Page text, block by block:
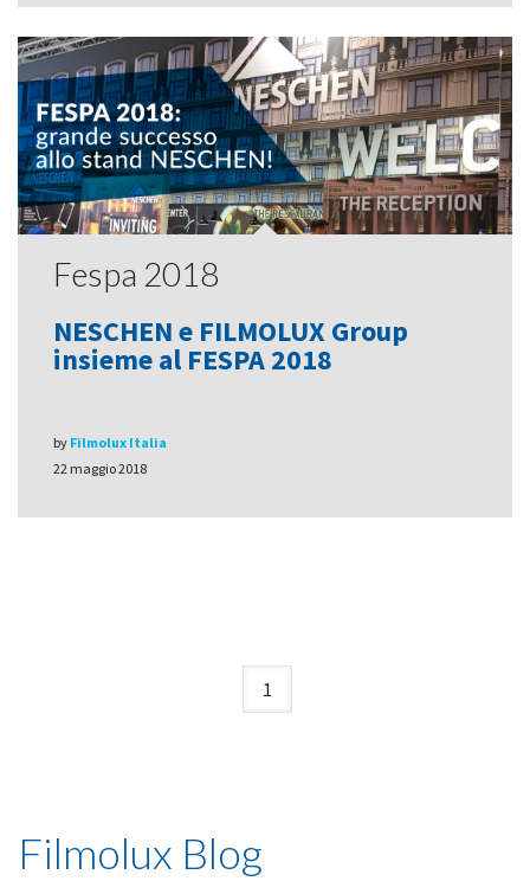
Fespa 2018
NESCHEN e FILMOLUX Group
insieme al FESPA 2018
by Filmolux Italia
22 maggio 2018
1
Filmolux Blog